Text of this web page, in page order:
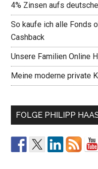
4% Zinsen aufs
So kaufe ich alle Fonds
Cashback
Unsere Familien Online
Meine moderne private
FOLGE PHILIPP